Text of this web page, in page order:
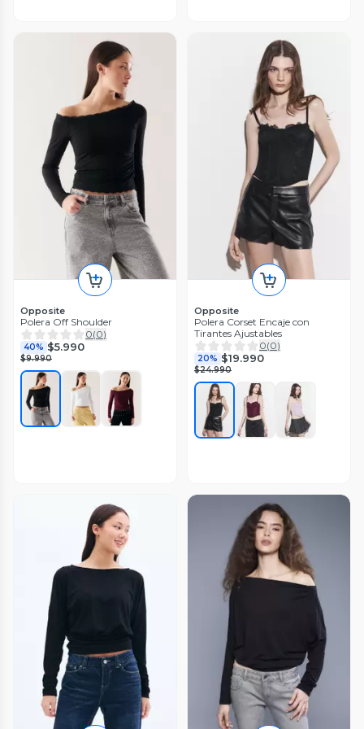
Opposite
Polera Off Shoulder
0(0)
40% $5.990
$9.990
Opposite
Polera Corset Encaje con
Tirantes Ajustables
0(0)
20% $19.990
$24.990